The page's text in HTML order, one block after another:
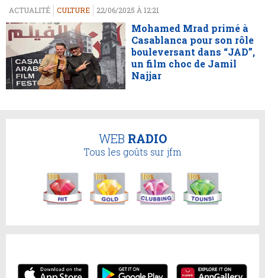
ACTUALITÉ CULTURE 22/06/2025 À 12:21
Mohamed Mrad primé à
Casablanca pour son rôle
bouleversant dans “JAD”,
un film choc de Jamil
Najjar
WEB RADIO
Tous les goûts sur jfm